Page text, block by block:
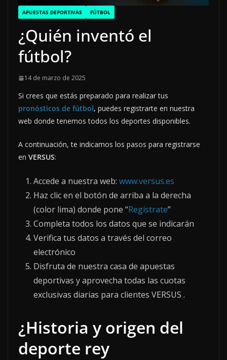
APUESTAS DEPORTIVAS FÚTBOL
¿Quién inventó el
fútbol?
14 de marzo de 2025
Si crees que estás preparado para realizar tus
pronósticos de fútbol, puedes registrarte en nuestra
web donde tenemos todos los deportes disponibles.
A continuación, te indicamos los pasos para registrarse
en VERSUS:
Accede a nuestra web: www.versus.es
Haz clic en el botón de arriba a la derecha
(color lima) donde pone “Regístrate”
Completa todos los datos que se indicarán
Verifica tus datos a través del correo
electrónico
Disfruta de nuestra casa de apuestas
deportivas y aprovecha todas las cuotas
exclusivas diarias para clientes VERSUS .
¿Historia y origen del
deporte rey